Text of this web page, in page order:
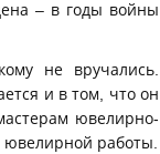
– в годы войны
не вручались.
и в том, что он
ювелирно-
ювелирной работы.